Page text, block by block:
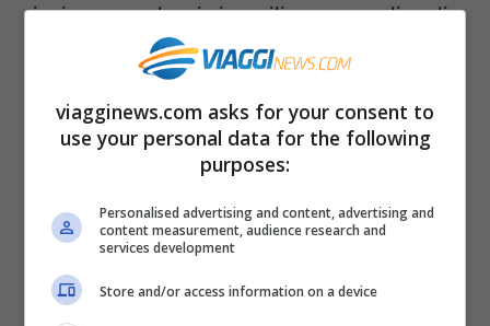
insieme a palazzi signorili, mura medievali
e rinascimentali, fanno delle Marche una
regione tutta da esplorare, soprattutto nei
piccoli centri meno famosi, che
custodiscono veri e propri gioielli. Tra le
conoscono la magnifica rinascimentale
Urbino
senza fiato per la bellezza del suo Palazzo
viagginews.com asks for your consent to
use your personal data for the following
purposes:
Personalised advertising and content, advertising and
content measurement, audience research and
services development
Store and/or access information on a device